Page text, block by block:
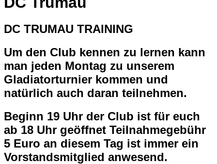
DC TRUMAU TRAINING
Um den Club kennen zu lernen kann
man jeden Montag zu unserem
Gladiatorturnier kommen und
natürlich auch daran teilnehmen.
Beginn 19 Uhr der Club ist für euch
ab 18 Uhr geöffnet Teilnahmegebühr
5 Euro an diesem Tag ist immer ein
Vorstandsmitglied anwesend.